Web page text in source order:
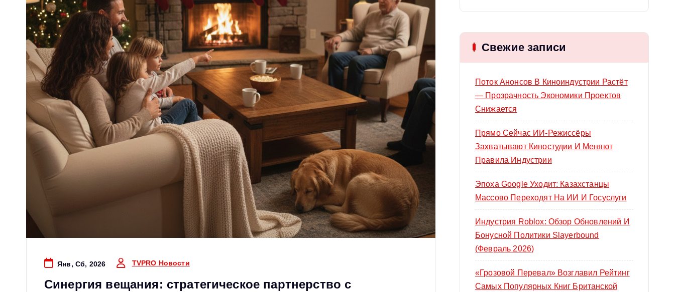
Янв, Сб, 2026 TVPRO Новости
Синергия вещания: стратегическое партнерство с
и
:
Свежие записи
Поток Анонсов В Киноиндустрии Растёт
— Прозрачность Экономики Проектов
Снижается
Прямо Сейчас ИИ-Режиссёры
Захватывают Киностудии И Меняют
Правила Индустрии
Эпоха Google Уходит: Казахстанцы
Массово Переходят На ИИ И Госуслуги
Индустрия Roblox: Обзор Обновлений И
Бонусной Политики Slayerbound
(февраль 2026)
«Грозовой Перевал» Возглавил Рейтинг
Самых Популярных Книг Британской